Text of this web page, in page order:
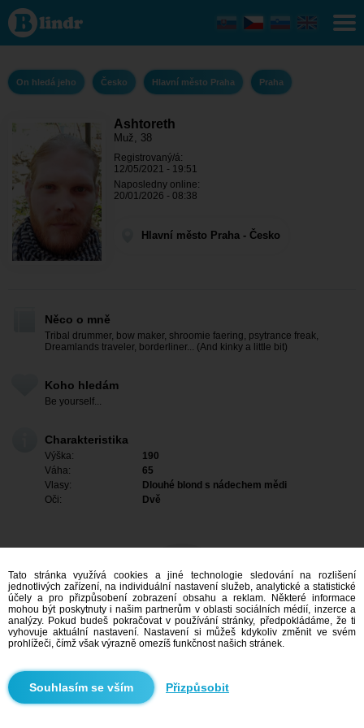
Ashtoreth
- On
hledá
jeho
město
Praha -
Praha
On hledá jeho Česko Hlavní město Praha Praha
Ashtoreth
Muž, 38
Registrovaný/á:
12/05/2021 - 19:51
Naposledny online:
20/01/2026 - 08:38
Hlavní město Praha - Česko
Něco o mně
Tribal drummer, bow maker, shroomie faering, psytrance freak,
Dreamlands traveler, borderliner... (And kinky a little bit)
Koho hledám
Be yourself...
Charakteristika
Výška:
190
Váha:
65
Vlasy:
Dlouhé blond s nádechem mědi
Oči:
Dvě
Vyhledávání
Tato stránka využívá cookies a jiné technologie sledování na rozlišení
jednotlivých zařízení, na individuální nastavení služeb, analytické a statistické
účely a pro přizpůsobení zobrazení obsahu a reklam. Některé informace
mohou být poskytnuty i našim partnerům v oblasti sociálních médií, inzerce a
analýzy. Pokud budeš pokračovat v používání stránky, předpokládáme, že ti
vyhovuje aktuální nastavení. Nastavení si můžeš kdykoliv změnit ve svém
prohlížeči, čímž však výrazně omezíš funkčnost našich stránek.
Přizpůsobit